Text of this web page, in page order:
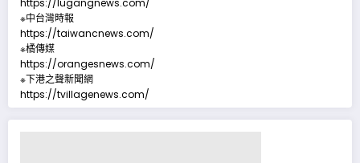
https://lugangnews.com/
※中台灣時報
https://taiwancnews.com/
※橘傳媒
https://orangesnews.com/
※下港之聲新聞網
https://tvillagenews.com/